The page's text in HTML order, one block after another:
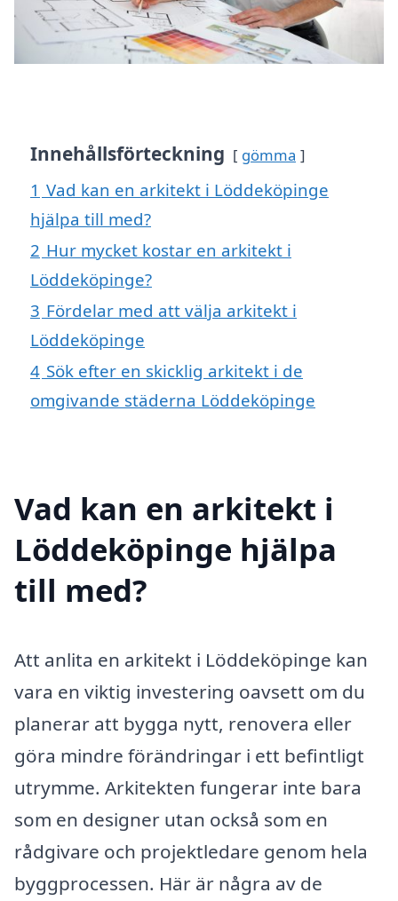
Innehållsförteckning gömma
1 Vad kan en arkitekt i Löddeköpinge
hjälpa till med?
2 Hur mycket kostar en arkitekt i
Löddeköpinge?
3 Fördelar med att välja arkitekt i
Löddeköpinge
4 Sök efter en skicklig arkitekt i de
omgivande städerna Löddeköpinge
Vad kan en arkitekt i
Löddeköpinge hjälpa
till med?
Att anlita en arkitekt i Löddeköpinge kan
vara en viktig investering oavsett om du
planerar att bygga nytt, renovera eller
göra mindre förändringar i ett befintligt
utrymme. Arkitekten fungerar inte bara
som en designer utan också som en
rådgivare och projektledare genom hela
byggprocessen. Här är några av de